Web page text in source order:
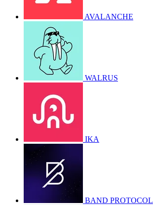
AVALANCHE
WALRUS
IKA
BAND PROTOCOL